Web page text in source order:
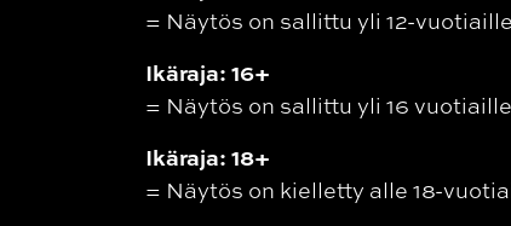
= Näytös on sallittu yli 12-vuotiaille
Ikäraja: 16+
= Näytös on sallittu yli 16 vuotiaille
Ikäraja: 18+
= Näytös on kielletty alle 18-